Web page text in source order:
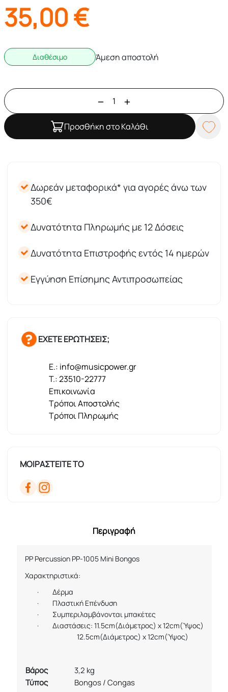
35,00€
Διαθέσιμο Άμεση αποστολή
Προσθήκη στο Καλάθι
Δωρεάν μεταφορικά* για αγορές άνω των
350€
Δυνατότητα Πληρωμής με 12 Δόσεις
Δυνατότητα Επιστροφής εντός 14 ημερών
Εγγύηση Επίσημης Αντιπροσωπείας
ΕΧΕΤΕ ΕΡΩΤΗΣΕΙΣ;
E.: info@musicpower.gr
T.: 23510-22777
Επικοινωνία
Τρόποι Αποστολής
Τρόποι Πληρωμής
ΜΟΙΡΑΣΤΕΙΤΕ ΤΟ
Περιγραφή
PP Percussion PP-1005 Mini Bongos
Χαρακτηριστικά:
·
Δέρμα
·
Πλαστική Επένδυση
·
Συμπεριλαμβάνονται μπακέτες
·
Διαστάσεις: 11.5cm(Διάμετρος) x 12cm(Ύψος)
12.5cm(Διάμετρος) x 12cm(Ύψος)
Βάρος
3,2 kg
Τύπος
Bongos / Congas